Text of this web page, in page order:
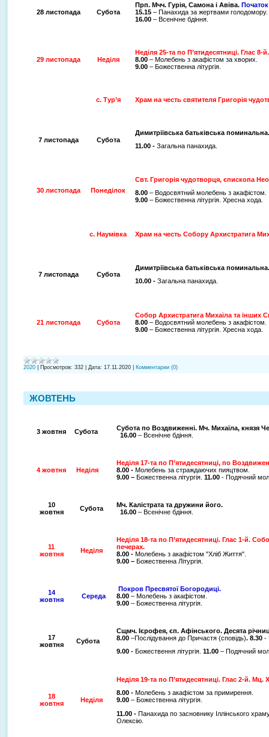
28 листопада Субота
Прп. Мчч. Гурія, Самона і Авіва. Початок
15.15 – Панахида за жертвами голодомору.
16.00 – Всенічне бдіння.
29 листопада Неділя
Неділя 25-та по П’ятидесятниці. Глас 8-й.
8.00 – Молебень з акафістом за хворих.
9.00 – Божественна літургія.
с. Тур’я Храм на честь святителя Григорія
7 листопада Субота
Димитріївська батьківська поминальна.
11.00 - Загальна панахида.
30 листопада Понеділок
Свт. Григорія чудотворця, єпископа
8.00 – Водосвятний молебень з акафістом.
9.00 – Божественна літургія. Хресна хода.
с. Наумівка Храм на честь Собору Архистратига
7 листопада Субота
Димитріївська батьківська поминальна.
10.00 - Загальна панахида.
21 листопада Субота
Собор Архистратига Михаїла та інших
8.00 – Водосвятний молебень з акафістом.
9.00 – Божественна літургія. Хресна хода.
2020 Просмотров: 332 Дата: 17.11.2020 Комментарии (0)
ЖОВТЕНЬ
3 жовтня Субота
Субота по Воздвиженні. Мч. Михаїла, князя
16.00 – Всенічне бдіння.
4 жовтня Неділя
Неділя 17-та по П’ятидесятниці, по
8.00 - Молебень за страждаючих пияцтвом.
9.00 – Божественна літургія. 11.00 - Подячний
10
жовтня
Субота
Мч. Калістрата та дружини його.
16.00 – Всенічне бдіння.
11
жовтня
Неділя
Неділя 18-та по П’ятидесятниці. Глас 1-й.
печерах.
8.00 - Молебень з акафістом "Хліб Життя".
9.00 – Божественна Літургія.
14
жовтня
Середа
Покров Пресвятої Богородиці.
8.00 – Молебень з акафістом.
9.00 – Божественна літургія.
17
жовтня
Субота
Сщмч. Ієрофея, єп. Афінського. Десята
8.00 –Послідування до Причастя (сповідь). 8.30 -
9.00 - Божествення літургія. 11.00 – Подячний
18
жовтня
Неділя
Неділя 19-та по П’ятидесятниці. Глас 2-й. Мц.
8.00 - Молебень з акафістом за примирення.
9.00 – Божественна літургія.
11.00 - Панахида по засновнику Іллінського
Олексію.